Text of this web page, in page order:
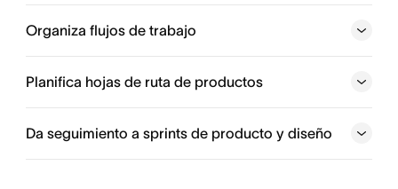
Gestiona y revisa las solicitudes entrantes, ya sean
activos creativos o correcciones de errores, y
Organiza flujos de trabajo
Planifica hojas de ruta de productos
Da seguimiento a sprints de producto y diseño